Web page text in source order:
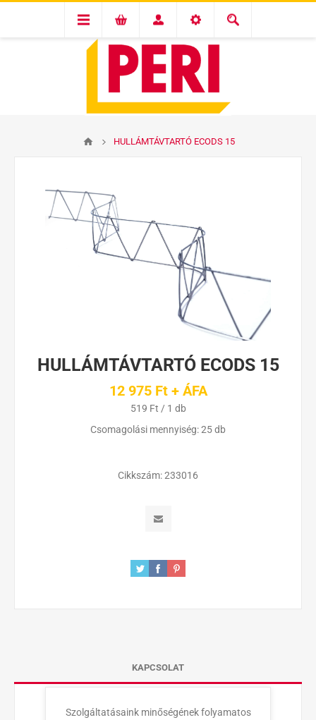
HULLÁMTÁVTARTÓ ECODS 15
HULLÁMTÁVTARTÓ ECODS 15
12 975 Ft + ÁFA
519 Ft / 1 db
Csomagolási mennyiség: 25 db
Cikkszám:233016
KAPCSOLAT
Teljes név
Szolgáltatásaink minőségének folyamatos